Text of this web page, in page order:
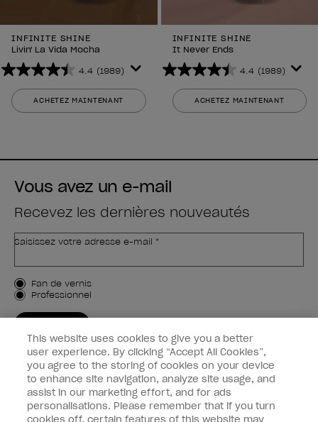
INFINITE SHINE
Livin' La Vida Mocha
4.4 (1989)
4.4
sur
5
ACHETEZ MAINTENANT
INFINITE SHINE
It Never Ends
4.4 (1989)
4.4
sur
5
ACHETEZ MAINTENANT
Vous avez un e-mail
Recevez les dernières nouveautés
Saisissez votre adresse e-mail *
Type de client
Fan de vernis
Professionnel
Informations clients
Connectez-Vous
This website uses cookies to give you a better
user experience. By clicking “Accept All Cookies”,
you agree to the storing of cookies on your device
to enhance site navigation, analyze site usage, and
assist in our marketing effort, and for ads
personalisations. Please remember that if you turn
cookies off, certain features of this website may